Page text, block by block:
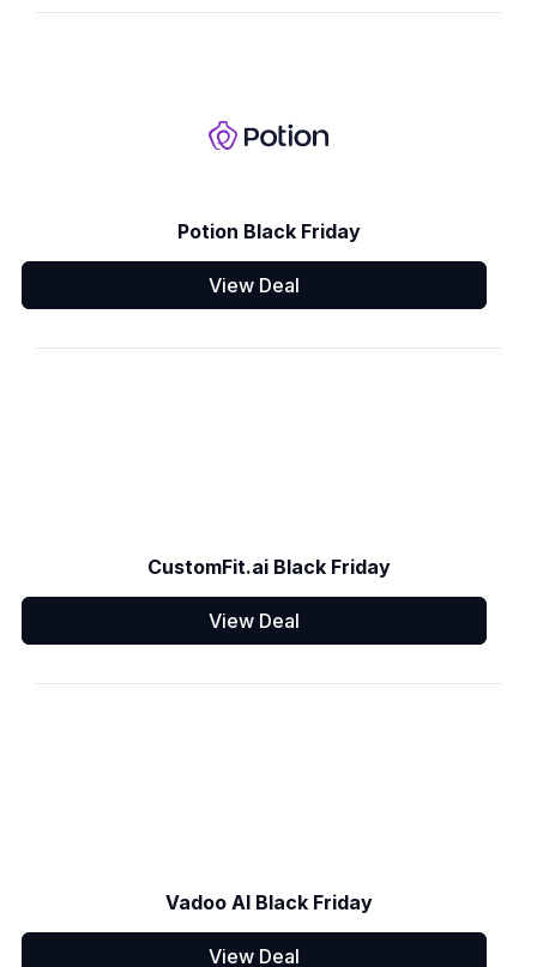
Potion Black Friday
View Deal
CustomFit.ai Black Friday
View Deal
Vadoo AI Black Friday
View Deal